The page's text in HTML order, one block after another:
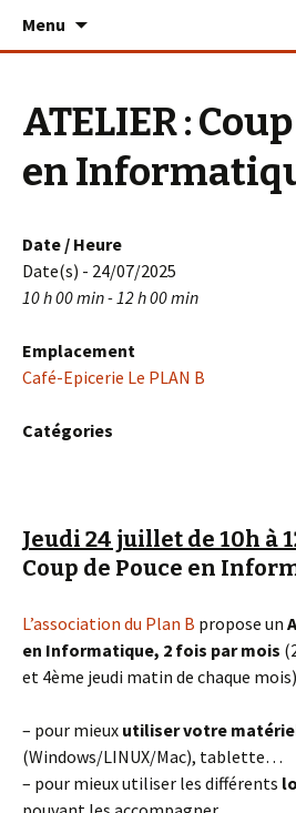
Le PLAN B – La
Menu
ATELIER :
en
Date / Heure
Date(s) - 24/07/2025
10 h 00 min - 12 h 00 min
Emplacement
Café-Epicerie Le PLAN B
Catégories
Jeudi 24 juillet de 10h à
Coup de Pouce en
L’association du Plan B propose un
en Informatique, 2 fois par mois
et 4ème jeudi matin de chaque
– pour mieux utiliser votre
(Windows/LINUX/Mac), tablette…
– pour mieux utiliser les différents